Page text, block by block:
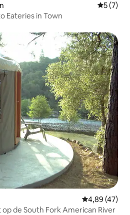
5 (7)
Eateries in Town
Gemiddelde
4,89 (47)
de South Fork American River